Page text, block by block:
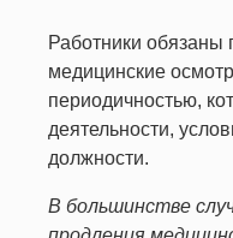
Работники обязаны
медицинские
периодичностью,
деятельности,
должности.
В большинстве
пр-т